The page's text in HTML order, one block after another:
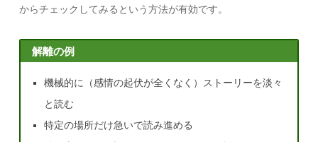
からチェックしてみるという方法が有効です。
解離の例
機械的に（感情の起伏が全くなく）ストーリーを淡々
と読む
特定の場所だけ急いで読み進める